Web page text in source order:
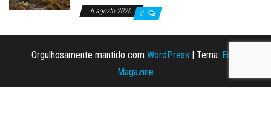
6 agosto 2026 0
Orgulhosamente mantido com WordPress | Tema: Envo
Magazine